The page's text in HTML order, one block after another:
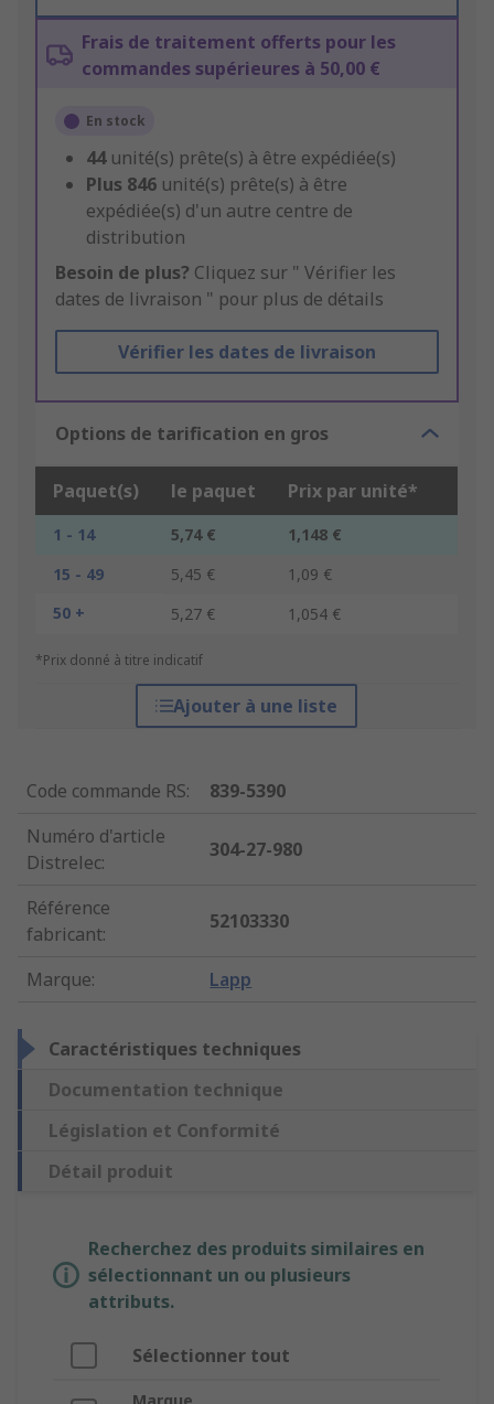
Frais de traitement offerts pour les
commandes supérieures à 50,00 €
En stock
44 unité(s) prête(s) à être expédiée(s)
Plus 846 unité(s) prête(s) à être
expédiée(s) d'un autre centre de
distribution
Besoin de plus? Cliquez sur " Vérifier les
dates de livraison " pour plus de détails
Vérifier les dates de livraison
Options de tarification en gros
Paquet(s) le paquet Prix par unité*
1 - 14 5,74 €
1,148 €
15 - 49
5,45 €
1,09 €
50 +
5,27 € 1,054 €
*Prix donné à titre indicatif
Ajouter à une liste
Code commande RS:
839-5390
Numéro d'article
Distrelec:
304-27-980
Référence
fabricant:
52103330
Marque: Lapp
Caractéristiques techniques
Documentation technique
Législation et Conformité
Détail produit
Recherchez des produits similaires en
sélectionnant un ou plusieurs
attributs.
Sélectionner tout